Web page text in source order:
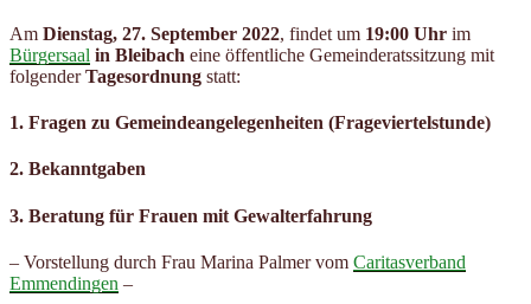
Am Dienstag, 27. September 2022, findet um 19:00 Uhr im
Bürgersaal in Bleibach eine öffentliche Gemeinderatssitzung mit
folgenderTagesordnung statt:
1. Fragen zu Gemeindeangelegenheiten (Frageviertelstunde)
2. Bekanntgaben
3. Beratung für Frauen mit Gewalterfahrung
– Vorstellung durch Frau Marina Palmer vom Caritasverband
Emmendingen –